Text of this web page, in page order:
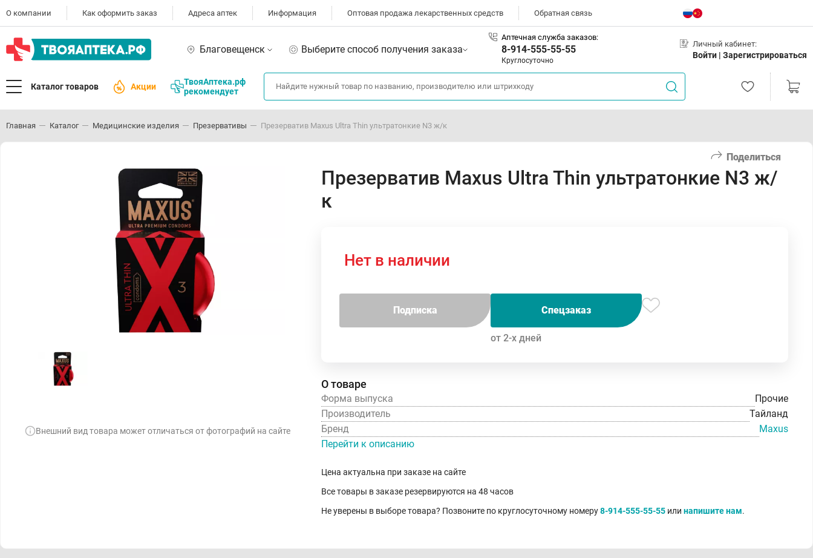
О компании Как оформить заказ Адреса аптек Информация Оптовая продажа лекарственных средств Обратная связь
Благовещенск Выберите способ получения заказа
Аптечная служба заказов:
8-914-555-55-55
Круглосуточно
Личный кабинет:
Войти | Зарегистрироваться
Каталог товаров Акции
ТвояАптека.рф
рекомендует
Главная Каталог Медицинские изделия Презервативы Презерватив Maxus Ultra Thin ультратонкие N3 ж/к
Поделиться
Внешний вид товара может отличаться от фотографий на сайте
Презерватив Maxus Ultra Thin ультратонкие N3 ж/
к
Нет в наличии
Подписка Спецзаказ
от 2-х дней
О товаре
Форма выпуска
Прочие
Производитель
Тайланд
Бренд
Maxus
Перейти к описанию
Цена актуальна при заказе на сайте
Все товары в заказе резервируются на 48 часов
Не уверены в выборе товара? Позвоните по круглосуточному номеру8-914-555-55-55 или напишите нам.